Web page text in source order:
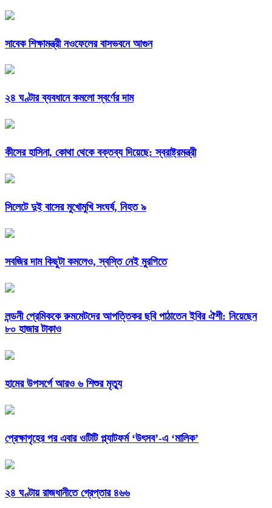
সাবেক শিক্ষামন্ত্রী নওফেলের বাসভবনে আগুন
২৪ ঘণ্টার ব্যবধানে কমলো স্বর্ণের দাম
কীসের হাসিনা, কোথা থেকে বক্তব্য দিয়েছে: স্বরাষ্ট্রমন্ত্রী
সিলেটে দুই বাসের মুখোমুখি সংঘর্ষ, নিহত ৯
সবজির দাম কিছুটা কমলেও, স্বস্তি নেই মুরগিতে
লন্ডনী প্রেমিককে রুমমেটদের আপত্তিকর ছবি পাঠাতেন ইবির ঐশী: নিয়েছেন
৮০ হাজার টাকাও
হামের উপসর্গে আরও ৬ শিশুর মৃত্যু
প্রেক্ষাগৃহের পর এবার ওটিটি প্ল্যাটফর্ম ‘উৎসব’-এ ‘মালিক’
২৪ ঘণ্টায় রাজধানীতে গ্রেপ্তার ৪৬৬